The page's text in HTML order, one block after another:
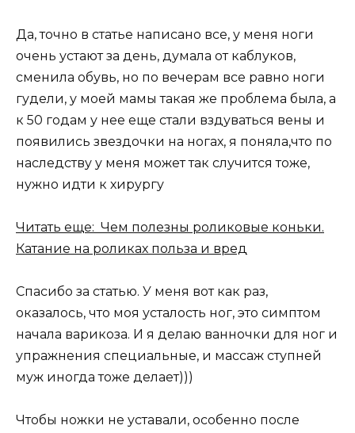
Да, точно в статье написано все, у меня ноги
очень устают за день, думала от каблуков,
сменила обувь, но по вечерам все равно ноги
гудели, у моей мамы такая же проблема была, а
к 50 годам у нее еще стали вздуваться вены и
появились звездочки на ногах, я поняла,что по
наследству у меня может так случится тоже,
нужно идти к хирургу
Читать еще: Чем полезны роликовые коньки.
Катание на роликах польза и вред
Спасибо за статью. У меня вот как раз,
оказалось, что моя усталость ног, это симптом
начала варикоза. И я делаю ванночки для ног и
упражнения специальные, и массаж ступней
муж иногда тоже делает)))
Чтобы ножки не уставали, особенно после